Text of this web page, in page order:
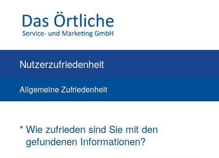
Nutzerzufriedenheit
Allgemeine Zufriedenheit
* Wie zufrieden sind Sie mit den
gefundenen Informationen?
(Erforderlich.)